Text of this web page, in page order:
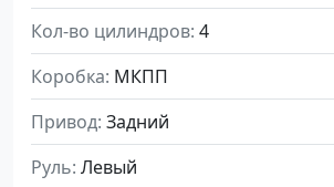
Кол-во цилиндров 4
Коробка МКПП
Привод Задний
Руль Левый